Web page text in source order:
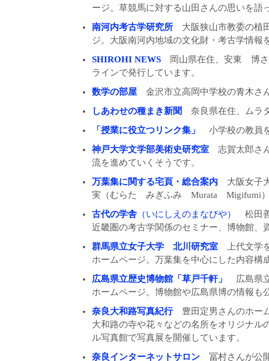
ージ。草競馬に対する山田さんの思いを語
南河内考古学研究所 大阪狭山市教委の植
ジ。大阪南河内地域の文化財・考古学情報
SHIROHI NEWS 岡山県在住、安東 博さ
ラインで発行しています。
数学の部屋 金沢市立高岡中学校の青木さ
しあわせの種まき新聞 奈良県在住、ムラ
「授業に役立つリンク集」
小学校の教員
神戸大学文学部美術史研究室 志賀太郎さ
流を進めていくそうです。
万葉集に関する宅頁・総合案内 大阪女子
実（むらた みぎふみ Murata Migifumi）
古代の学舎 （いにしえのまなびや）
松田
近畿圏の考古学関係のセミナー、博物館、
群馬県立女子大学 北川研究室 上代文学
ホームページ。万葉集を中心にした内容構
広島県立歴史博物館「草戸千軒」
広島県
ホームページ。博物館や広島県博の情報も
奈良大和路写真紀行豊田定男さんのホー
大和路の寺や花々などの名所をオリジナル
ル写真館で写真展を開催しています。
奈良インターネットサロン 冨村さんが公